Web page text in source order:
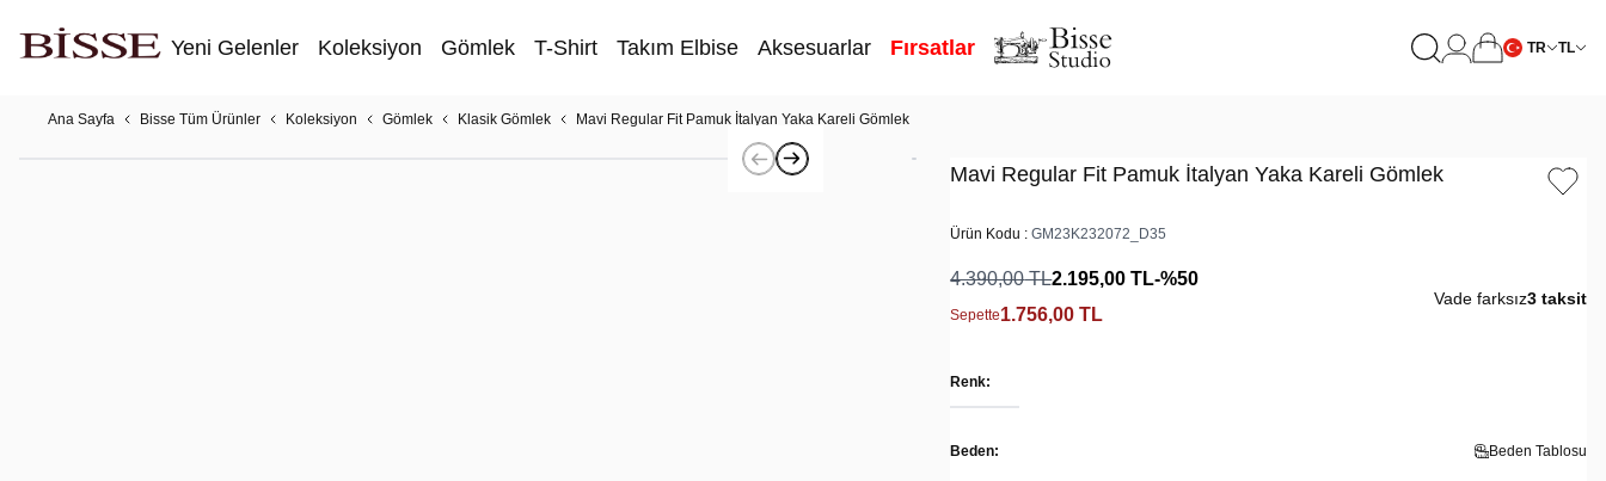
Yeni Gelenler Koleksiyon Gömlek T-Shirt Takım Elbise Aksesuarlar Fırsatlar TR TL
Ana Sayfa Bisse Tüm Ürünler Koleksiyon Gömlek Klasik Gömlek Mavi Regular Fit Pamuk İtalyan Yaka Kareli Gömlek
Mavi Regular Fit Pamuk İtalyan Yaka Kareli Gömlek
Ürün Kodu :GM23K232072_D35
4.390,00TL2.195,00 TL-%50
Sepette1.756,00 TL
Vade farksız3 taksit
Renk:
Beden: Beden Tablosu